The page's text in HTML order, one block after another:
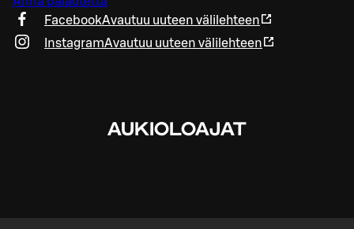
FacebookAvautuu uuteen välilehteen
InstagramAvautuu uuteen välilehteen
AUKIOLOAJAT